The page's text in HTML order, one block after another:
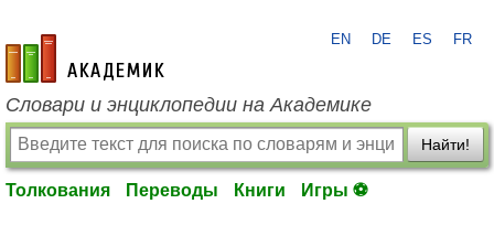
academic.ru
EN DE ES FR
Словари и энциклопедии на Академике
Найти!
Толкования Переводы Книги Игры ⚽